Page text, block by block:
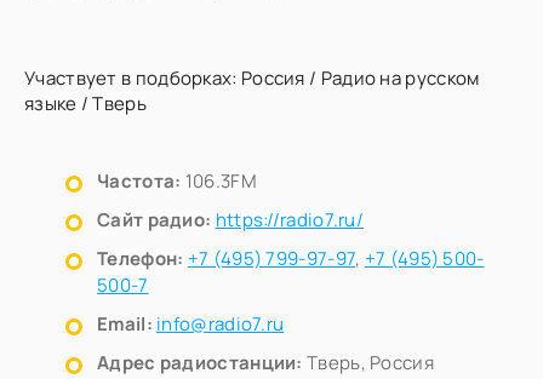
Участвует в подборках: Россия / Радио на русском
языке /Тверь
Частота: 106.3FM
Сайт радио: https://radio7.ru/
Телефон: +7 (495) 799-97-97, +7 (495) 500-
500-7
Email: info@radio7.ru
Адрес радиостанции: Тверь, Россия